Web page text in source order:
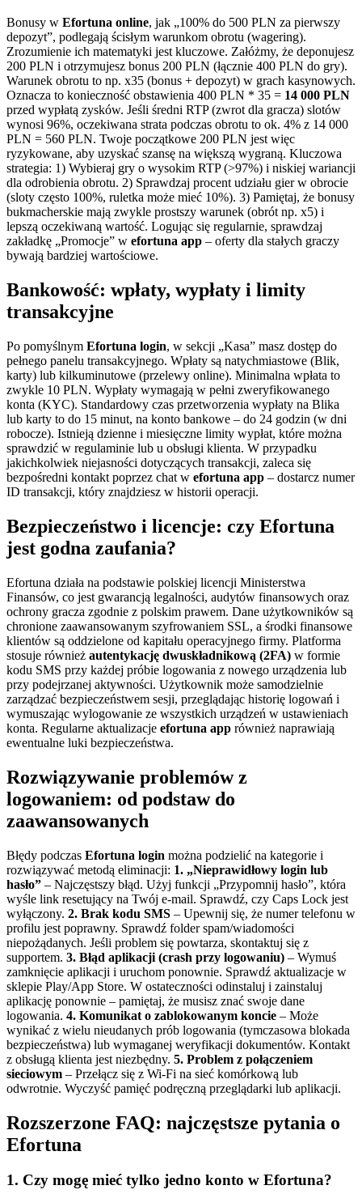
Bonusy w Efortuna online, jak „100% do 500 PLN za pierwszy
depozyt”, podlegają ścisłym warunkom obrotu (wagering).
Zrozumienie ich matematyki jest kluczowe. Załóżmy, że deponujesz
200 PLN i otrzymujesz bonus 200 PLN (łącznie 400 PLN do gry).
Warunek obrotu to np. x35 (bonus + depozyt) w grach kasynowych.
Oznacza to konieczność obstawienia 400 PLN * 35 = 14 000 PLN
przed wypłatą zysków. Jeśli średni RTP (zwrot dla gracza) slotów
wynosi 96%, oczekiwana strata podczas obrotu to ok. 4% z 14 000
PLN = 560 PLN. Twoje początkowe 200 PLN jest więc
ryzykowane, aby uzyskać szansę na większą wygraną. Kluczowa
strategia: 1) Wybieraj gry o wysokim RTP (>97%) i niskiej wariancji
dla odrobienia obrotu. 2) Sprawdzaj procent udziału gier w obrocie
(sloty często 100%, ruletka może mieć 10%). 3) Pamiętaj, że bonusy
bukmacherskie mają zwykle prostszy warunek (obrót np. x5) i
lepszą oczekiwaną wartość. Logując się regularnie, sprawdzaj
zakładkę „Promocje” w efortuna app – oferty dla stałych graczy
bywają bardziej wartościowe.
Bankowość: wpłaty, wypłaty i limity
transakcyjne
Po pomyślnym Efortuna login, w sekcji „Kasa” masz dostęp do
pełnego panelu transakcyjnego. Wpłaty są natychmiastowe (Blik,
karty) lub kilkuminutowe (przelewy online). Minimalna wpłata to
zwykle 10 PLN. Wypłaty wymagają w pełni zweryfikowanego
konta (KYC). Standardowy czas przetworzenia wypłaty na Blika
lub karty to do 15 minut, na konto bankowe – do 24 godzin (w dni
robocze). Istnieją dzienne i miesięczne limity wypłat, które można
sprawdzić w regulaminie lub u obsługi klienta. W przypadku
jakichkolwiek niejasności dotyczących transakcji, zaleca się
bezpośredni kontakt poprzez chat w efortuna app – dostarcz numer
ID transakcji, który znajdziesz w historii operacji.
Bezpieczeństwo i licencje: czy Efortuna
jest godna zaufania?
Efortuna działa na podstawie polskiej licencji Ministerstwa
Finansów, co jest gwarancją legalności, audytów finansowych oraz
ochrony gracza zgodnie z polskim prawem. Dane użytkowników są
chronione zaawansowanym szyfrowaniem SSL, a środki finansowe
klientów są oddzielone od kapitału operacyjnego firmy. Platforma
stosuje również autentykację dwuskładnikową (2FA) w formie
kodu SMS przy każdej próbie logowania z nowego urządzenia lub
przy podejrzanej aktywności. Użytkownik może samodzielnie
zarządzać bezpieczeństwem sesji, przeglądając historię logowań i
wymuszając wylogowanie ze wszystkich urządzeń w ustawieniach
konta. Regularne aktualizacje efortuna app również naprawiają
ewentualne luki bezpieczeństwa.
Rozwiązywanie problemów z
logowaniem: od podstaw do
zaawansowanych
Błędy podczas Efortuna login można podzielić na kategorie i
rozwiązywać metodą eliminacji: 1. „Nieprawidłowy login lub
hasło” – Najczęstszy błąd. Użyj funkcji „Przypomnij hasło”, która
wyśle link resetujący na Twój e-mail. Sprawdź, czy Caps Lock jest
wyłączony. 2. Brak kodu SMS – Upewnij się, że numer telefonu w
profilu jest poprawny. Sprawdź folder spam/wiadomości
niepożądanych. Jeśli problem się powtarza, skontaktuj się z
supportem. 3. Błąd aplikacji (crash przy logowaniu) – Wymuś
zamknięcie aplikacji i uruchom ponownie. Sprawdź aktualizacje w
sklepie Play/App Store. W ostateczności odinstaluj i zainstaluj
aplikację ponownie – pamiętaj, że musisz znać swoje dane
logowania. 4. Komunikat o zablokowanym koncie – Może
wynikać z wielu nieudanych prób logowania (tymczasowa blokada
bezpieczeństwa) lub wymaganej weryfikacji dokumentów. Kontakt
z obsługą klienta jest niezbędny. 5. Problem z połączeniem
sieciowym – Przełącz się z Wi-Fi na sieć komórkową lub
odwrotnie. Wyczyść pamięć podręczną przeglądarki lub aplikacji.
Rozszerzone FAQ: najczęstsze pytania o
Efortuna
1. Czy mogę mieć tylko jedno konto w Efortuna?